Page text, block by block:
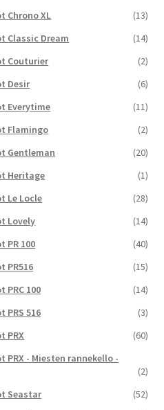
Chrono XL
(13)
Classic Dream
(14)
Couturier
(2)
Desir
(6)
Everytime
(11)
Flamingo
(2)
Gentleman
(20)
Heritage
(1)
Le Locle
(28)
Lovely
(14)
PR 100
(40)
PR516
(15)
PRC 100
(14)
PRS 516
(3)
PRX
(60)
- Miesten rannekello -
(2)
Seastar
(52)